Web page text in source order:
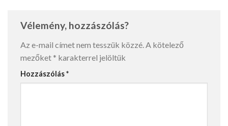
Vélemény, hozzászólás?
Az e-mail címet nem tesszük közzé.A kötelező
mezőket * karakterrel jelöltük
Hozzászólás*